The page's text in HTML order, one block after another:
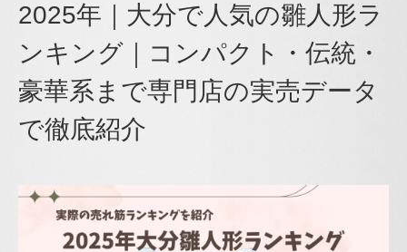
2025年｜大分で人気の雛人形ラ
ンキング｜コンパクト・伝統・
豪華系まで専門店の実売データ
で徹底紹介